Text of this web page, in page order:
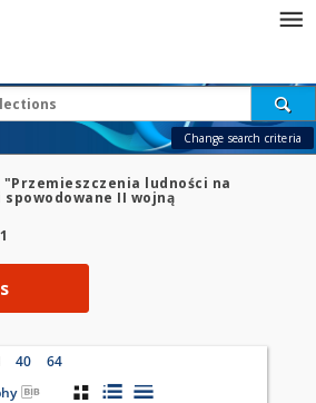
Change search criteria
ludności na
II wojną
1
40
64